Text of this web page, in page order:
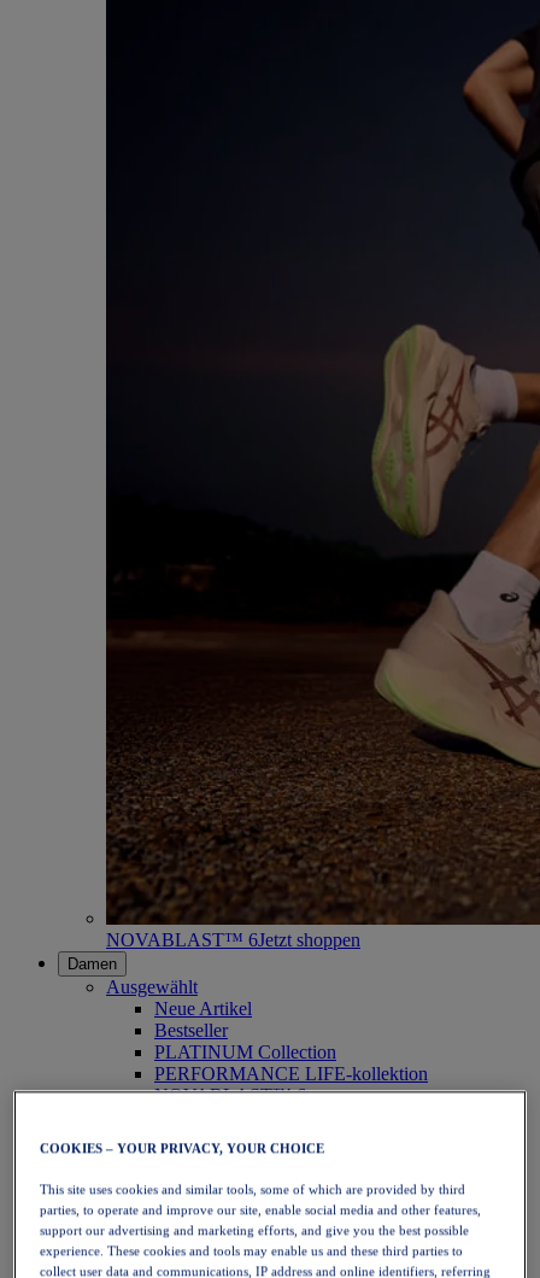
NOVABLAST™ 6Jetzt shoppen
Damen
Ausgewählt
Neue Artikel
Bestseller
PLATINUM Collection
PERFORMANCE LIFE-kollektion
NOVABLAST™ 6
Laufen
Trailrunning
Tennis
Volleyball
Handball
Padel
Korbball
COOKIES – YOUR PRIVACY, YOUR CHOICE
This site uses cookies and similar tools, some of which are provided by third
parties, to operate and improve our site, enable social media and other features,
support our advertising and marketing efforts, and give you the best possible
experience. These cookies and tools may enable us and these third parties to
collect user data and communications, IP address and online identifiers, referring